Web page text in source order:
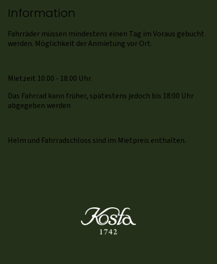
Information
Fahrräder müssen mindestens einen Tag im Voraus gebucht
werden. Möglichkeit der Anmietung vor Ort.
Mietzeit 10.00 - 18.00 Uhr.
Das Fahrrad kann früher, spätestens jedoch bis 18:00 Uhr
abgegeben werden
Helm und Fahrradschloss sind im Mietpreis enthalten.